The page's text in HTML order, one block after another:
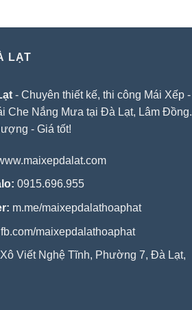
LẠT
- Chuyên thiết kế, thi công Mái Xếp -
Che Nắng Mưa tại Đà Lạt, Lâm Đồng.
- Giá tốt!
0915.696.955
m.me/maixepdalathoaphat
fb.com/maixepdalathoaphat
Viết Nghệ Tĩnh, Phường 7, Đà Lạt,